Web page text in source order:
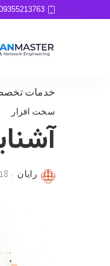
خدمات
سخت افزار
Posted
رایان 18 ژوئن، 2017